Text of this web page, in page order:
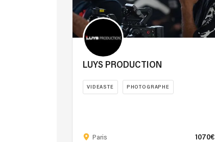
LUYS PRODUCTION
VIDEASTE PHOTOGRAPHE
Paris 1070€